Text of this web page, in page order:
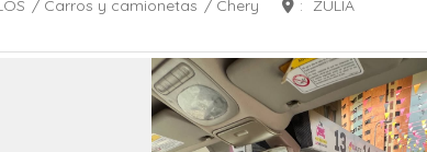
/ Carros y camionetas / Chery : ZULIA